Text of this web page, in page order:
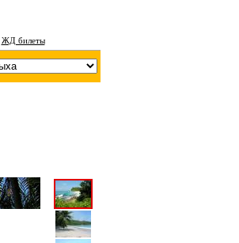
ЖД билеты